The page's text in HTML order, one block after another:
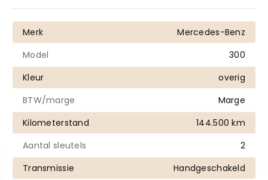
Merk
Mercedes-Benz
Model
300
Kleur
overig
BTW/marge
Marge
Kilometerstand
144.500 km
Aantal sleutels
2
Transmissie
Handgeschakeld